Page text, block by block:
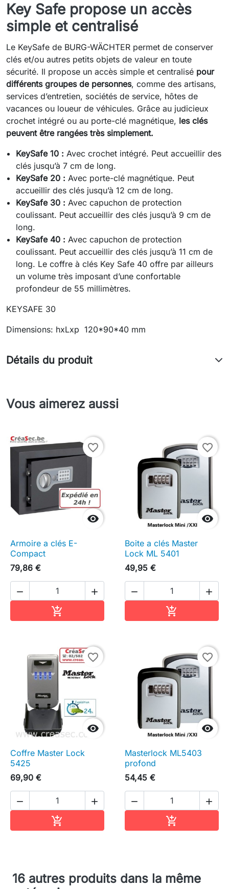
Key Safe propose un accès
simple et centralisé
Le KeySafe de BURG-WÄCHTER permet de conserver
clés et/ou autres petits objets de valeur en toute
sécurité. Il propose un accès simple et centralisé pour
différents groupes de personnes, comme des artisans,
services d’entretien, sociétés de service, hôtes de
vacances ou loueur de véhicules. Grâce au judicieux
crochet intégré ou au porte-clé magnétique, les clés
peuvent être rangées très simplement.
KeySafe 10 : Avec crochet intégré. Peut accueillir des
clés jusqu’à 7 cm de long.
KeySafe 20 : Avec porte-clé magnétique. Peut
accueillir des clés jusqu’à 12 cm de long.
KeySafe 30 : Avec capuchon de protection
coulissant. Peut accueillir des clés jusqu’à 9 cm de
long.
KeySafe 40 : Avec capuchon de protection
coulissant. Peut accueillir des clés jusqu’à 11 cm de
long. Le coffre à clés Key Safe 40 offre par ailleurs
un volume très imposant d’une confortable
profondeur de 55 millimètres.
KEYSAFE 30
Dimensions: hxLxp 120*90*40 mm
Détails du produit
Vous aimerez aussi

favorite_border
Armoire a clés E-
Compact
79,86 €
 


favorite_border
Boite a clés Master
Lock ML 5401
49,95 €
 


favorite_border
Coffre Master Lock
5425
69,90 €
 


favorite_border
Masterlock ML5403
profond
54,45 €
 

16 autres produits dans la même